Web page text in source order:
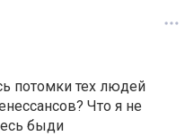
потомки тех людей
Что я не
быди